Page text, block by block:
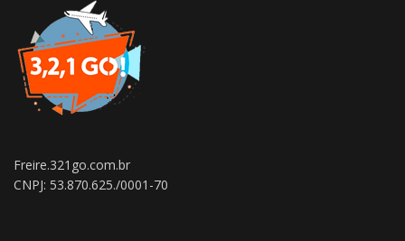
Freire.321go.com.br
CNPJ: 53.870.625./0001-70